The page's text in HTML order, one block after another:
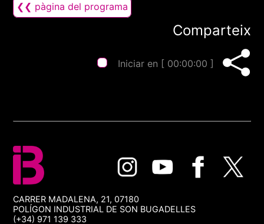
❮❮ pàgina del programa
Comparteix
Iniciar en [ 00:00:00 ]
CARRER MADALENA, 21, 07180
POLÍGON INDUSTRIAL DE SON BUGADELLES
(+34) 971 139 333